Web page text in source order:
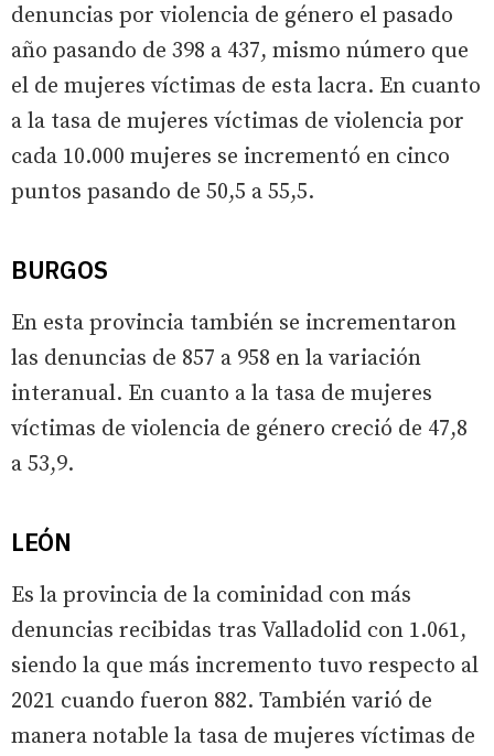
denuncias por violencia de género el pasado
año pasando de 398 a 437, mismo número que
el de mujeres víctimas de esta lacra. En cuanto
a la tasa de mujeres víctimas de violencia por
cada 10.000 mujeres se incrementó en cinco
puntos pasando de 50,5 a 55,5.
BURGOS
En esta provincia también se incrementaron
las denuncias de 857 a 958 en la variación
interanual. En cuanto a la tasa de mujeres
víctimas de violencia de género creció de 47,8
a 53,9.
LEÓN
Es la provincia de la cominidad con más
denuncias recibidas tras Valladolid con 1.061,
siendo la que más incremento tuvo respecto al
2021 cuando fueron 882. También varió de
manera notable la tasa de mujeres víctimas de